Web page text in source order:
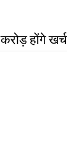
होंगे खर्च